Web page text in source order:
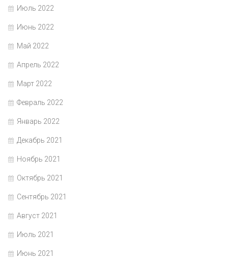
Июль 2022
Июнь 2022
Май 2022
Апрель 2022
Март 2022
Февраль 2022
Январь 2022
Декабрь 2021
Ноябрь 2021
Октябрь 2021
Сентябрь 2021
Август 2021
Июль 2021
Июнь 2021